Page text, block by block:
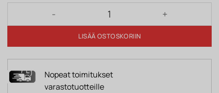
Lipasto 19762 pähkinäpuu määrä
LISÄÄ OSTOSKORIIN
Nopeat toimitukset
varastotuotteille